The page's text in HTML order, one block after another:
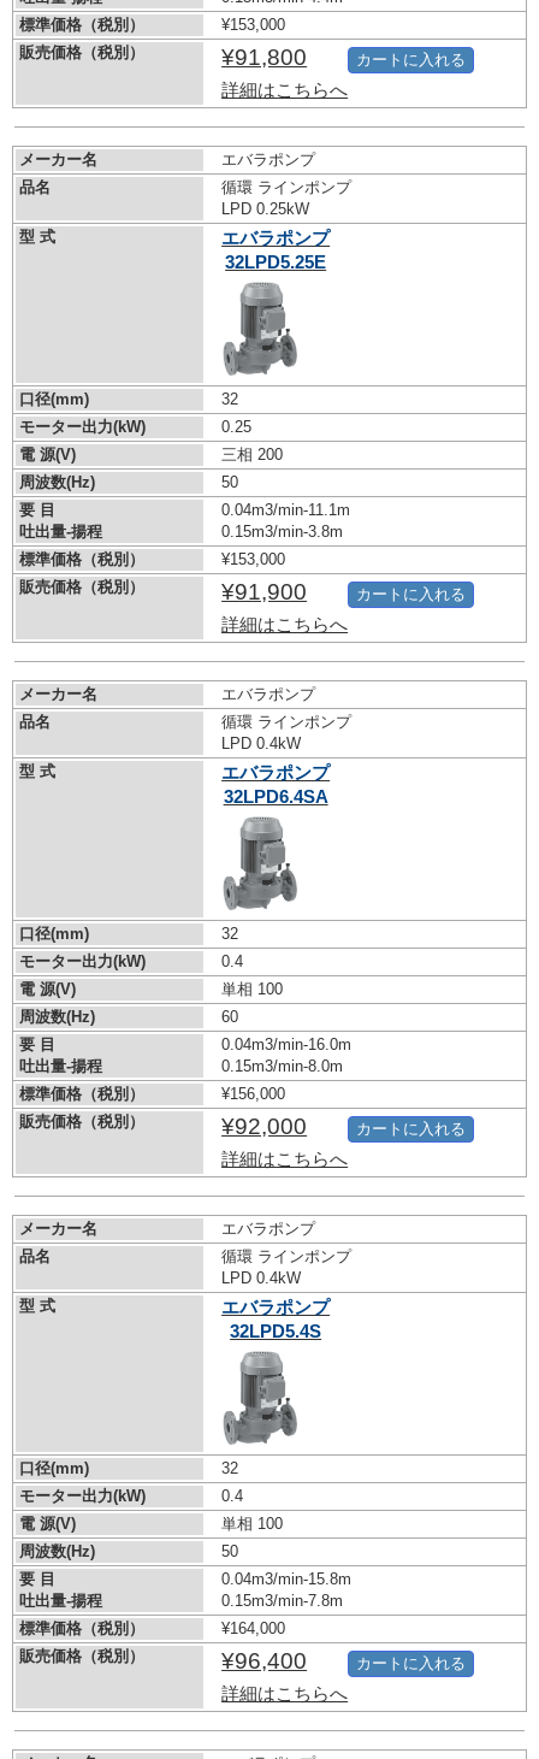
標準価格（税別）
¥153,000
販売価格（税別）
¥91,800
詳細はこちらへ
カートに入れる
メーカー名
エバラポンプ
品名
循環 ラインポンプ
LPD 0.25kW
型 式
エバラポンプ
32LPD5.25E
口径(mm)
32
モーター出力(kW)
0.25
電 源(V)
三相 200
周波数(Hz)
50
要 目
吐出量-揚程
0.04m3/min-11.1m
0.15m3/min-3.8m
標準価格（税別）
¥153,000
販売価格（税別）
¥91,900
詳細はこちらへ
カートに入れる
メーカー名
エバラポンプ
品名
循環 ラインポンプ
LPD 0.4kW
型 式
エバラポンプ
32LPD6.4SA
口径(mm)
32
モーター出力(kW)
0.4
電 源(V)
単相 100
周波数(Hz)
60
要 目
吐出量-揚程
0.04m3/min-16.0m
0.15m3/min-8.0m
標準価格（税別）
¥156,000
販売価格（税別）
¥92,000
詳細はこちらへ
カートに入れる
メーカー名
エバラポンプ
品名
循環 ラインポンプ
LPD 0.4kW
型 式
エバラポンプ
32LPD5.4S
口径(mm)
32
モーター出力(kW)
0.4
電 源(V)
単相 100
周波数(Hz)
50
要 目
吐出量-揚程
0.04m3/min-15.8m
0.15m3/min-7.8m
標準価格（税別）
¥164,000
販売価格（税別）
¥96,400
詳細はこちらへ
カートに入れる